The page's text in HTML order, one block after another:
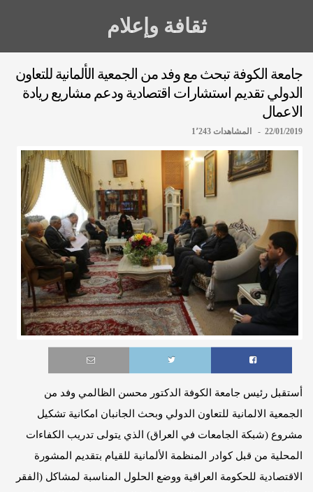
ثقافة وإعلام
جامعة الكوفة تبحث مع وفد من الجمعية الألمانية للتعاون
الدولي تقديم استشارات اقتصادية ودعم مشاريع ريادة
الاعمال
22/01/2019 - المشاهدات 1٬243
أستقبل رئيس جامعة الكوفة الدكتور محسن الظالمي وفد من
الجمعية الالمانية للتعاون الدولي وبحث الجانبان امكانية تشكيل
مشروع (شبكة الجامعات في العراق) الذي يتولى تدريب الكفاءات
المحلية من قبل كوادر المنظمة الألمانية للقيام بتقديم المشورة
الاقتصادية للحكومة العراقية ووضع الحلول المناسبة لمشاكل (الفقر